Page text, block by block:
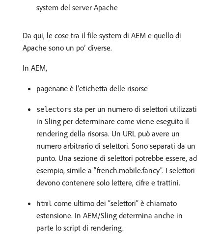
system del server Apache
Da qui, le cose tra il file system di AEM e quello di
Apache sono un po’ diverse.
In AEM,
pagename è l’etichetta delle risorse
selectors sta per un numero di selettori utilizzati
in Sling per determinare come viene eseguito il
rendering della risorsa. Un URL può avere un
numero arbitrario di selettori. Sono separati da un
punto. Una sezione di selettori potrebbe essere, ad
esempio, simile a “french.mobile.fancy”. I selettori
devono contenere solo lettere, cifre e trattini.
html come ultimo dei “selettori” è chiamato
estensione. In AEM/Sling determina anche in
parte lo script di rendering.